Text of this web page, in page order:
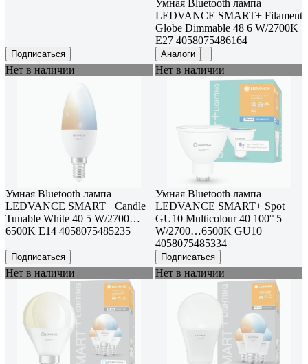
Подписаться
Умная Bluetooth лампа
LEDVANCE SMART+ Filament
Globe Dimmable 48 6 W/2700K
E27 4058075486164
Аналоги
Нет в наличии
Умная Bluetooth лампа
LEDVANCE SMART+ Candle
Tunable White 40 5 W/2700…
6500K E14 4058075485235
Подписаться
Нет в наличии
Умная Bluetooth лампа
LEDVANCE SMART+ Spot
GU10 Multicolour 40 100° 5
W/2700…6500K GU10
4058075485334
Подписаться
Нет в наличии Нет в наличии